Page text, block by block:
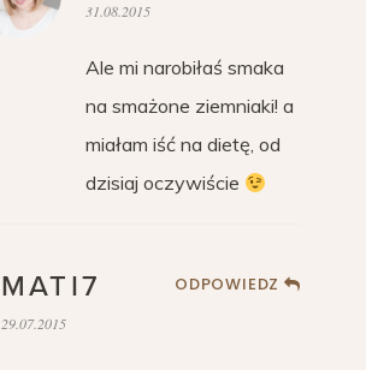
31.08.2015
Ale mi narobiłaś smaka
na smażone ziemniaki! a
miałam iść na dietę, od
dzisiaj oczywiście
MATI7 ODPOWIEDZ
29.07.2015